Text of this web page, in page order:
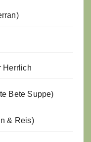
Herrlich
Bete Suppe)
& Reis)